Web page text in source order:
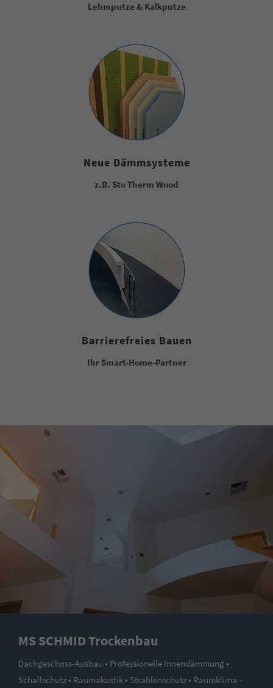
Lehmputze & Kalkputze
Neue Dämmsysteme
z.B. Sto Therm Wood
Barrierefreies Bauen
Ihr Smart-Home-Partner
MS SCHMID Trockenbau
Dachgeschoss-Ausbau • Professionelle Innendämmung •
Schallschutz • Raumakustik • Strahlenschutz • Raumklima –